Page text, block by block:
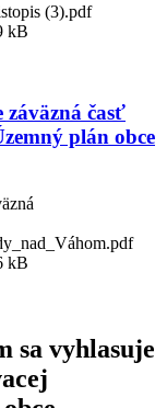
(3).pdf
kB
záväzná časť
plán obce
kB
sa vyhlasuje